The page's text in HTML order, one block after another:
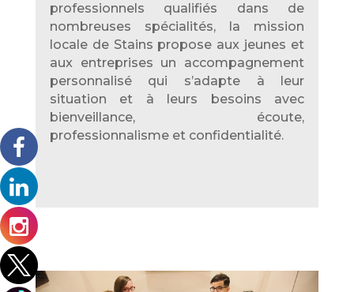
professionnels qualifiés dans de
nombreuses spécialités, la mission
locale de Stains propose aux jeunes et
aux entreprises un accompagnement
personnalisé qui s’adapte à leur
situation et à leurs besoins avec
bienveillance, écoute,
professionnalisme et confidentialité.